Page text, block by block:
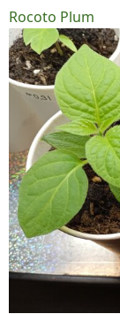
n
e
n
:
Rocoto Plum